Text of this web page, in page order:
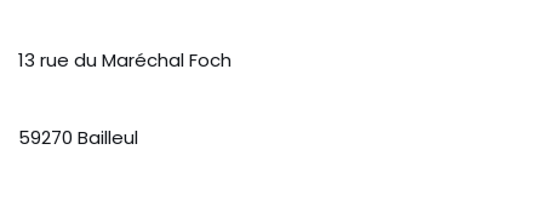
13 rue du Maréchal Foch
59270 Bailleul